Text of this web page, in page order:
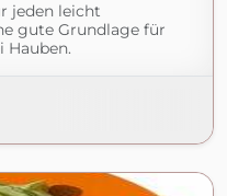
jeden leicht
gute Grundlage für
Hauben.